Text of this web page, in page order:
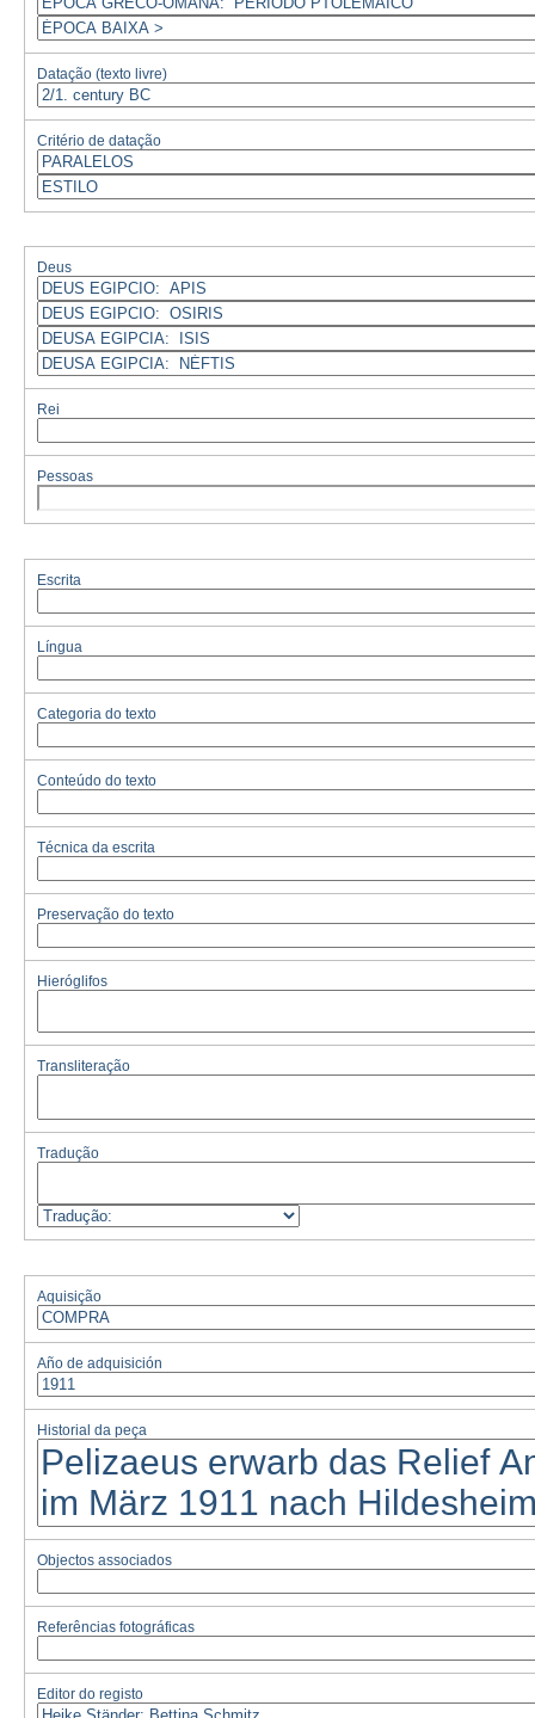
Datação (texto livre)
Critério de datação
Deus
Rei
Pessoas
Escrita
Língua
Categoria do texto
Conteúdo do texto
Técnica da escrita
Preservação do texto
Hieróglifos
Transliteração
Tradução
Aquisição
Año de adquisición
Historial da peça
Objectos associados
Referências fotográficas
Editor do registo